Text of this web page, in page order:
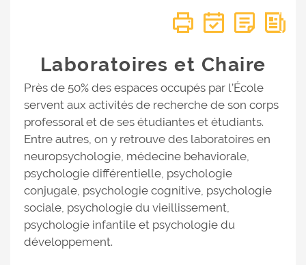
Laboratoires et Chaire
Près de 50% des espaces occupés par l’École
servent aux activités de recherche de son corps
professoral et de ses étudiantes et étudiants.
Entre autres, on y retrouve des laboratoires en
neuropsychologie, médecine behaviorale,
psychologie différentielle, psychologie
conjugale, psychologie cognitive, psychologie
sociale, psychologie du vieillissement,
psychologie infantile et psychologie du
développement.